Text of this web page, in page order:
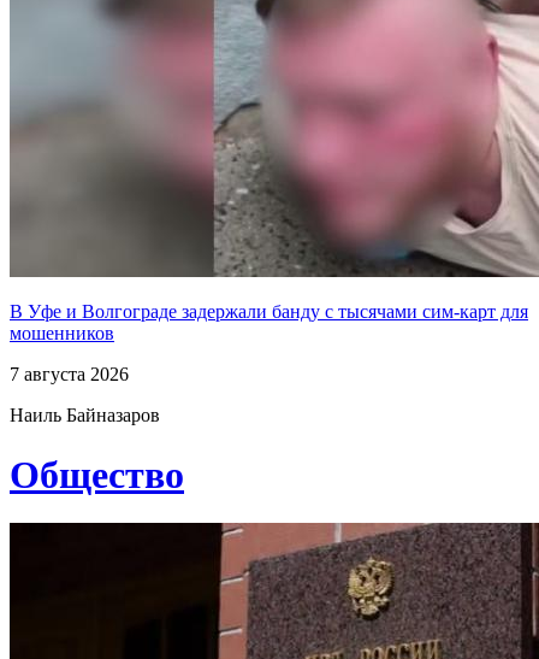
В Уфе и Волгограде задержали банду с тысячами сим-карт для
мошенников
7 августа 2026
Наиль Байназаров
Общество